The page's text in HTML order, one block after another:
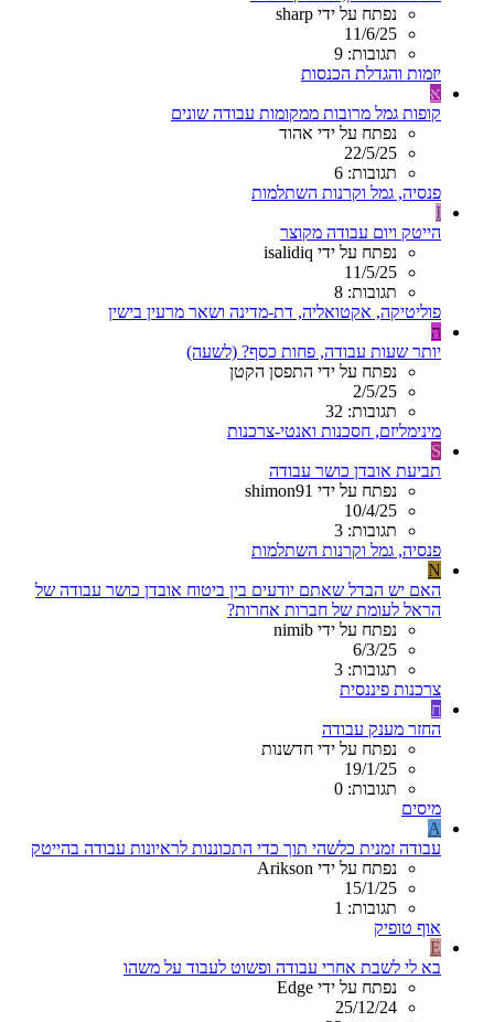
נפתח על ידי sharp
11/6/25
תגובות: 9
יזמות והגדלת הכנסות
א
קופות גמל מרובות ממקומות עבודה שונים
נפתח על ידי אהוד
22/5/25
תגובות: 6
פנסיה, גמל וקרנות השתלמות
I
הייטק ויום עבודה מקוצר
נפתח על ידי isalidiq
11/5/25
תגובות: 8
פוליטיקה, אקטואליה, דת-מדינה ושאר מרעין בישין
ה
יותר שעות עבודה, פחות כסף? (לשעה)
נפתח על ידי התפסן הקטן
2/5/25
תגובות: 32
מינימליזם, חסכנות ואנטי-צרכנות
S
תביעת אובדן כושר עבודה
נפתח על ידי shimon91
10/4/25
תגובות: 3
פנסיה, גמל וקרנות השתלמות
N
האם יש הבדל שאתם יודעים בין ביטוח אובדן כושר עבודה של
הראל לעומת של חברות אחרות?
נפתח על ידי nimib
6/3/25
תגובות: 3
צרכנות פיננסית
ח
החזר מענק עבודה
נפתח על ידי חדשנות
19/1/25
תגובות: 0
מיסים
A
עבודה זמנית כלשהי תוך כדי התכוננות לראיונות עבודה בהייטק
נפתח על ידי Arikson
15/1/25
תגובות: 1
אוף טופיק
E
בא לי לשבת אחרי עבודה ופשוט לעבוד על משהו
נפתח על ידי Edge
25/12/24